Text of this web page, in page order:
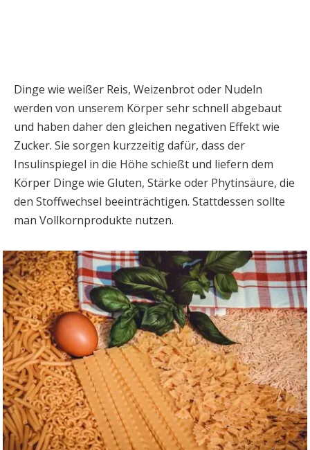
Dinge wie weißer Reis, Weizenbrot oder Nudeln
werden von unserem Körper sehr schnell abgebaut
und haben daher den gleichen negativen Effekt wie
Zucker. Sie sorgen kurzzeitig dafür, dass der
Insulinspiegel in die Höhe schießt und liefern dem
Körper Dinge wie Gluten, Stärke oder Phytinsäure, die
den Stoffwechsel beeinträchtigen. Stattdessen sollte
man Vollkornprodukte nutzen.